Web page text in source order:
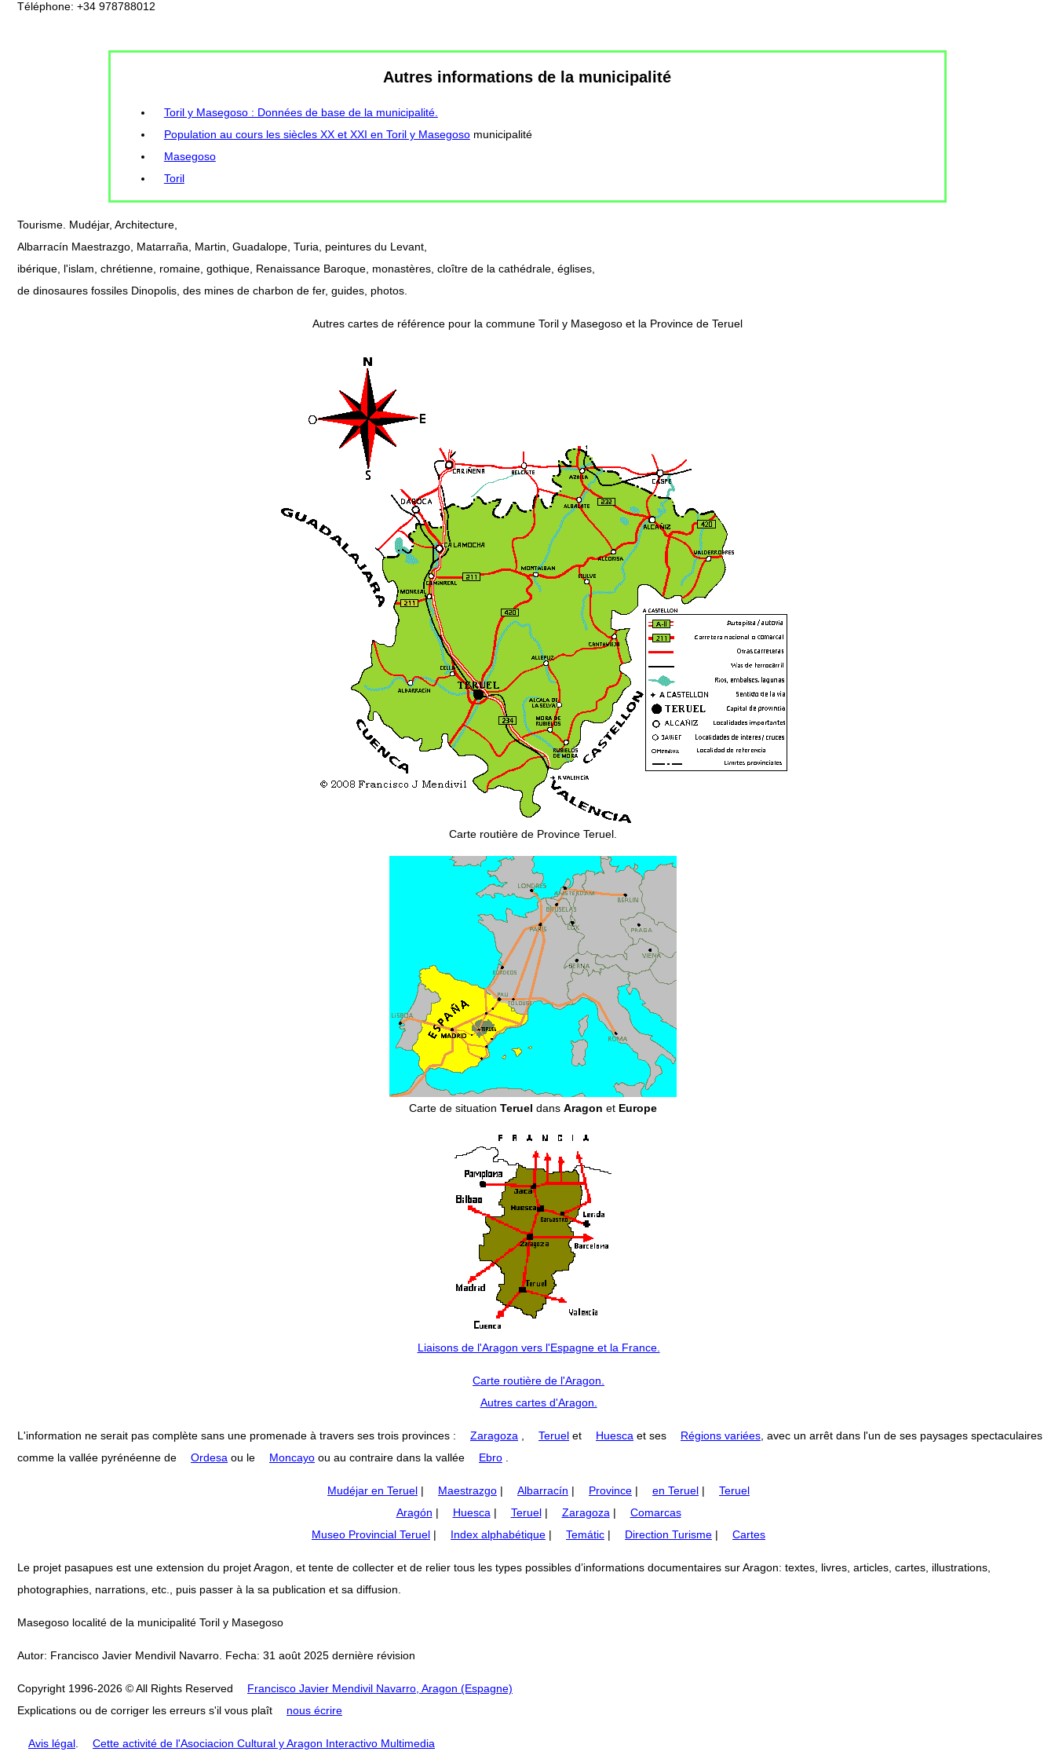
Téléphone: +34 978788012
Autres informations de la municipalité
Toril y Masegoso : Données de base de la municipalité.
Population au cours les siècles XX et XXI en Toril y Masegosomunicipalité
Masegoso
Toril
Tourisme. Mudéjar, Architecture,
Albarracín Maestrazgo, Matarraña, Martin, Guadalope, Turia, peintures du Levant,
ibérique, l'islam, chrétienne, romaine, gothique, Renaissance Baroque, monastères, cloître de la cathédrale, églises,
de dinosaures fossiles Dinopolis, des mines de charbon de fer, guides, photos.
Autres cartes de référence pour la commune Toril y Masegoso et la Province de Teruel
Carte routière de Province Teruel.
Carte de situation Teruel dans Aragon et Europe
Liaisons de l'Aragon vers l'Espagne et la France.
Carte routière de l'Aragon.
Autres cartes d'Aragon.
L'information ne serait pas complète sans une promenade à travers ses trois provinces : Zaragoza Teruel et Huesca et ses Régions variées , avec un arrêt dans l'un de ses paysages spectaculaires
comme la vallée pyrénéenne de
Ordesa ou le Moncayo ou au contraire dans la vallée Ebro
Mudéjar en Teruel | Maestrazgo | Albarracín | Province | en Teruel |
Teruel
Aragón | Huesca | Teruel| Zaragoza |
Comarcas
Museo Provincial Teruel | Index alphabétique | Temátic | Direction Turisme | Cartes
Le projet pasapues est une extension du projet Aragon, et tente de collecter et de relier tous les types possibles d’informations documentaires sur Aragon: textes, livres, articles, cartes, illustrations,
photographies, narrations, etc., puis passer à la sa publication et sa diffusion.
Masegoso localité de la municipalité Toril y Masegoso
Autor: Francisco Javier Mendivil Navarro. Fecha: 31 août 2025 dernière révision
Copyright 1996-2026 © All Rights Reserved
Francisco Javier Mendivil Navarro, Aragon (Espagne)
Explications ou de corriger les erreurs s'il vous plaît
nous écrire
Avis légal Cette activité de l'Asociacion Cultural y Aragon Interactivo Multimedia